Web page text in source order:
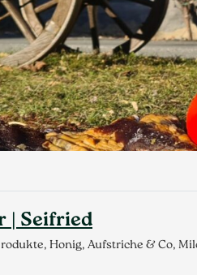
| Seifried
Honig, Aufstriche & Co,